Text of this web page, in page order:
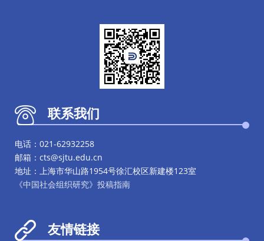
联系我们
电话：021-62932258
邮箱：cts@sjtu.edu.cn
地址：上海市华山路1954号徐汇校区新建楼123室
《中国社会组织研究》投稿指南
友情链接